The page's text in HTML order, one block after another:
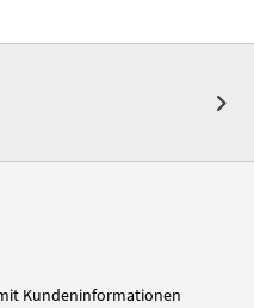
Kundeninformationen